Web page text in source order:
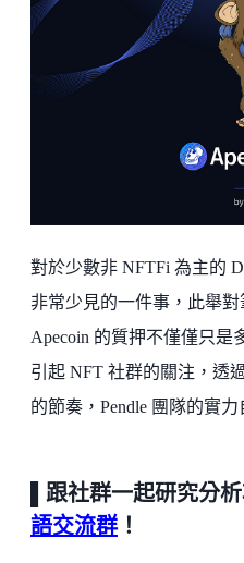
對於少數非 NFTFi 為主的
非常少見的一件事，此舉
Apecoin 的質押不僅僅只
引起 NFT 社群的關注，透
的節奏，Pendle 團隊的實力
▌跟社群一起研究分
語交流群 ！